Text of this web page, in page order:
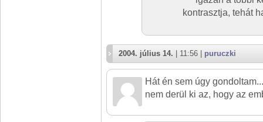
kontrasztja, tehát
2004. július 14. | 11:56 | puruczki
Hát én sem úgy
nem derül ki az, hogy az